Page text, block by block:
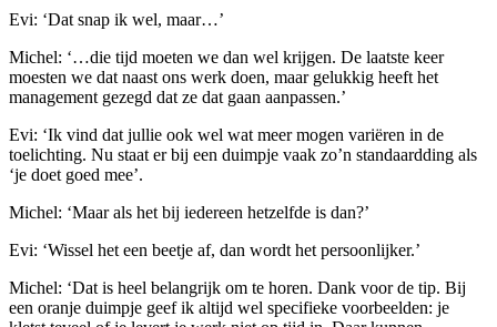
Evi: ‘Dat snap ik wel, maar…’
Michel: ‘…die tijd moeten we dan wel krijgen. De laatste keer
moesten we dat naast ons werk doen, maar gelukkig heeft het
management gezegd dat ze dat gaan aanpassen.’
Evi: ‘Ik vind dat jullie ook wel wat meer mogen variëren in de
toelichting. Nu staat er bij een duimpje vaak zo’n standaardding als
‘je doet goed mee’.
Michel: ‘Maar als het bij iedereen hetzelfde is dan?’
Evi: ‘Wissel het een beetje af, dan wordt het persoonlijker.’
Michel: ‘Dat is heel belangrijk om te horen. Dank voor de tip. Bij
een oranje duimpje geef ik altijd wel specifieke voorbeelden: je